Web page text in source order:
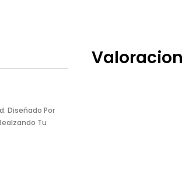
Diseñado Por
Tu